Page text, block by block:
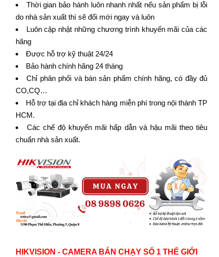
Thời gian bảo hành luôn nhanh nhất nếu sản phẩm bị lỗi
do nhà sản xuất thì sẽ đổi mới ngay và luôn
Luôn cập nhật những chương trình khuyến mãi của các
hãng
Được hỗ trợ kỹ thuật 24/24
Bảo hành chính hãng 24 tháng
Chỉ phân phối và bán sản phẩm chính hãng, có đầy đủ
CO,CQ…
Hỗ trợ tại địa chỉ khách hàng miễn phí trong nội thành TP
HCM.
Các chế độ khuyến mãi hấp dẫn và hậu mãi theo tiêu
chuẩn nhà sản xuất.
HIKVISION - CAMERA BÁN CHẠY SỐ 1 THẾ GIỚI